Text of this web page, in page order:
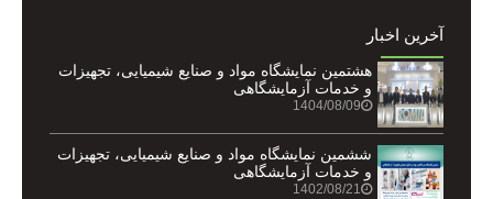
آخرین اخبار
هشتمین نمایشگاه مواد و صنایع شیمیایی، تجهیزات
و خدمات آزمایشگاهی
1404/08/09
ششمین نمایشگاه مواد و صنایع شیمیایی، تجهیزات
و خدمات آزمایشگاهی
1402/08/21